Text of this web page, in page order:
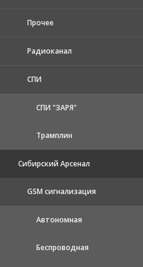
Прочее
Радиоканал
СПИ
СПИ "ЗАРЯ"
Трамплин
Сибирский Арсенал
GSM сигнализация
Автономная
Беспроводная